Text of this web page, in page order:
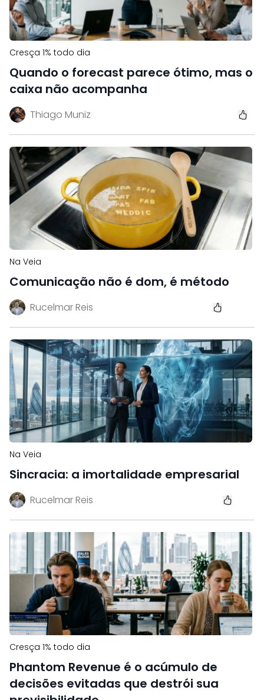
Cresça 1% todo dia
Quando o forecast parece ótimo, mas o
caixa não acompanha
Thiago Muniz
Na Veia
Comunicação não é dom, é método
Rucelmar Reis
Na Veia
Sincracia: a imortalidade empresarial
Rucelmar Reis
Cresça 1% todo dia
Phantom Revenue é o acúmulo de
decisões evitadas que destrói sua